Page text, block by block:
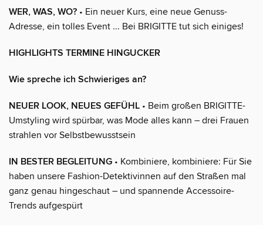
WER, WAS, WO? • Ein neuer Kurs, eine neue Genuss-
Adresse, ein tolles Event ... Bei BRIGITTE tut sich einiges!
HIGHLIGHTS TERMINE HINGUCKER
Wie spreche ich Schwieriges an?
NEUER LOOK, NEUES GEFÜHL • Beim großen BRIGITTE-
Umstyling wird spürbar, was Mode alles kann – drei Frauen
strahlen vor Selbstbewusstsein
IN BESTER BEGLEITUNG • Kombiniere, kombiniere: Für Sie
haben unsere Fashion-Detektivinnen auf den Straßen mal
ganz genau hingeschaut – und spannende Accessoire-
Trends aufgespürt